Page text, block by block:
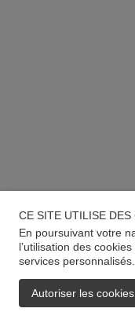
CE SITE UTILISE DES
En poursuivant votre
l’utilisation des
services personnalisés.
Autoriser les cookies